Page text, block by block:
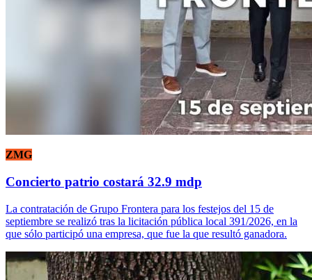
ZMG
Concierto patrio costará 32.9 mdp
La contratación de Grupo Frontera para los festejos del 15 de
septiembre se realizó tras la licitación pública local 391/2026, en la
que sólo participó una empresa, que fue la que resultó ganadora.